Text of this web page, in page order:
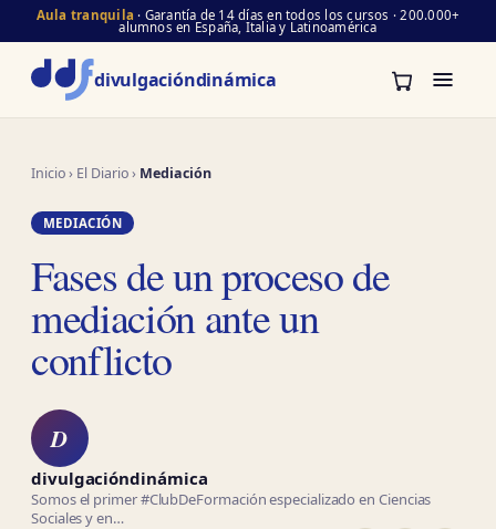
Aula tranquila · Garantía de 14 días en todos los cursos · 200.000+
alumnos en España, Italia y Latinoamérica
divulgacióndinámica
Inicio› El Diario› Mediación
MEDIACIÓN
Fases de un proceso de
mediación ante un
conflicto
D
divulgacióndinámica
Somos el primer #ClubDeFormación especializado en Ciencias
Sociales y en…